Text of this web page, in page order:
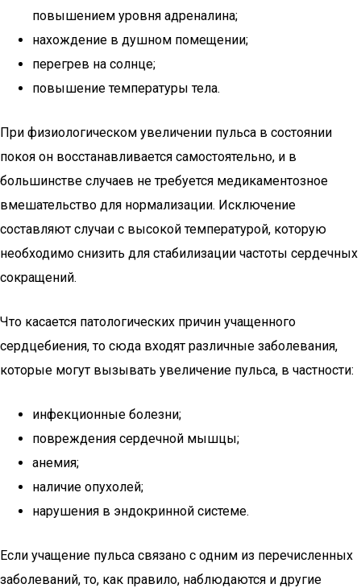
повышением уровня адреналина;
нахождение в душном помещении;
перегрев на солнце;
повышение температуры тела.
При физиологическом увеличении пульса в состоянии
покоя он восстанавливается самостоятельно, и в
большинстве случаев не требуется медикаментозное
вмешательство для нормализации. Исключение
составляют случаи с высокой температурой, которую
необходимо снизить для стабилизации частоты сердечных
сокращений.
Что касается патологических причин учащенного
сердцебиения, то сюда входят различные заболевания,
которые могут вызывать увеличение пульса, в частности:
инфекционные болезни;
повреждения сердечной мышцы;
анемия;
наличие опухолей;
нарушения в эндокринной системе.
Если учащение пульса связано с одним из перечисленных
заболеваний, то, как правило, наблюдаются и другие